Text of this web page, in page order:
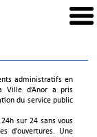
administratifs en
Ville d’Anor a pris
du service public
sur 24 sans vous
d’ouvertures. Une